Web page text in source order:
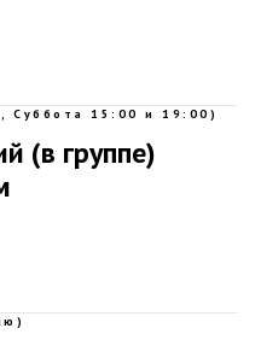
Суббота 15:00 и 19:00)
(в группе)